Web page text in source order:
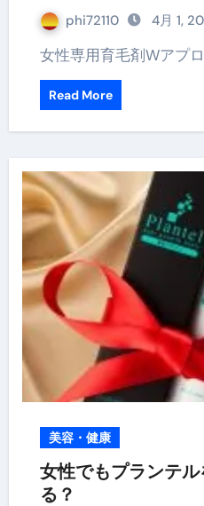
phi72110 4月 1,
女性専用育毛剤Wアプ
Read More
美容・健康
女性でもプランテ
る？